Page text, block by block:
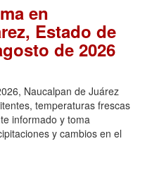
en
Estado de
de 2026
Naucalpan de Juárez
temperaturas frescas
informado y toma
y cambios en el